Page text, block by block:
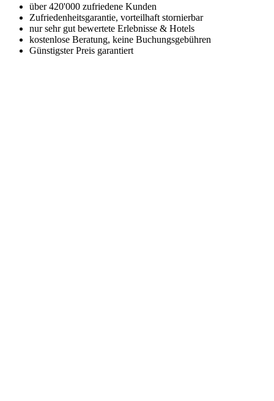
über 420'000 zufriedene Kunden
Zufriedenheitsgarantie, vorteilhaft stornierbar
nur sehr gut bewertete Erlebnisse & Hotels
kostenlose Beratung, keine Buchungsgebühren
Günstigster Preis garantiert